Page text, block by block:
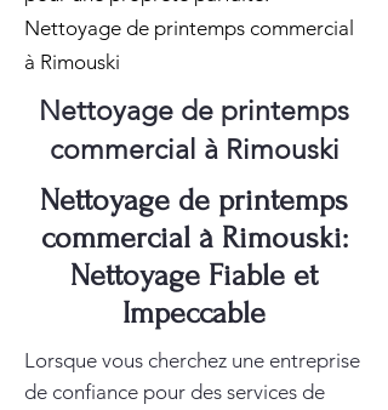
Nettoyage de printemps commercial
à Rimouski
Nettoyage de printemps
commercial à Rimouski
Nettoyage de printemps
commercial à Rimouski:
Nettoyage Fiable et
Impeccable
Lorsque vous cherchez une entreprise
de confiance pour des services de